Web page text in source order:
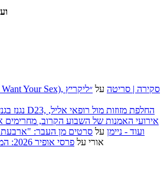
״בוסית בהפרעה״ (I Want Your Sex), סקירה | סריטה על ״ליקריץ
אירועי האמנות של השבוע הקרוב, מחרימים
ועוד - ניימן על סרטים מן העבר: "ארבעת
אורי על פרסי אופיר 2026: המועמדים והמועמדות